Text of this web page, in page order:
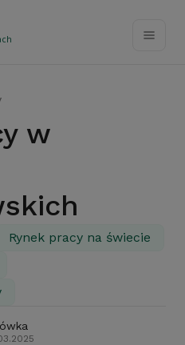
Rynek pracy na świecie